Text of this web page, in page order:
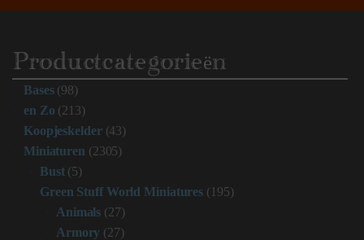
Productcategorieën
Bases (98)
en Zo (213)
Koopjeskelder (43)
Miniaturen (2305)
Bust (5)
Green Stuff World Miniatures (195)
Animals (27)
Armory (27)